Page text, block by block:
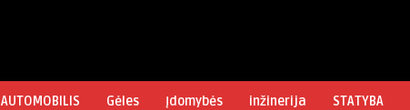
AUTOMOBILIS Gėles Įdomybės inžinerija STATYBA